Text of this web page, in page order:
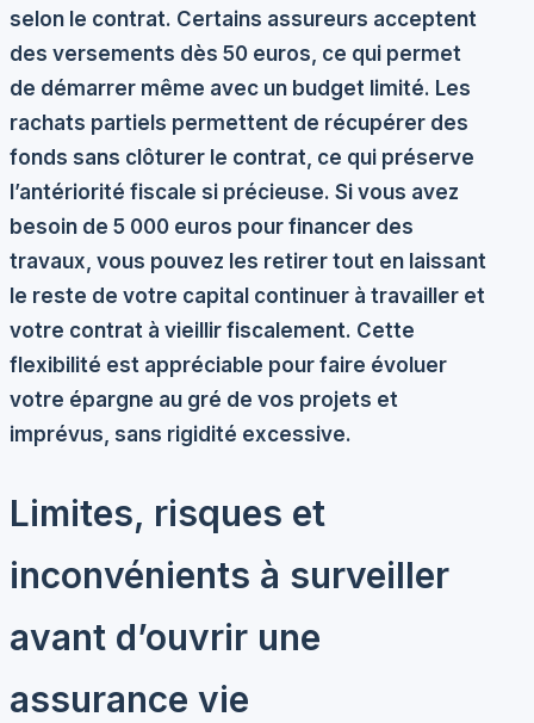
selon le contrat. Certains assureurs acceptent
des versements dès 50 euros, ce qui permet
de démarrer même avec un budget limité. Les
rachats partiels permettent de récupérer des
fonds sans clôturer le contrat, ce qui préserve
l’antériorité fiscale si précieuse. Si vous avez
besoin de 5 000 euros pour financer des
travaux, vous pouvez les retirer tout en laissant
le reste de votre capital continuer à travailler et
votre contrat à vieillir fiscalement. Cette
flexibilité est appréciable pour faire évoluer
votre épargne au gré de vos projets et
imprévus, sans rigidité excessive.
Limites, risques et
inconvénients à surveiller
avant d’ouvrir une
assurance vie